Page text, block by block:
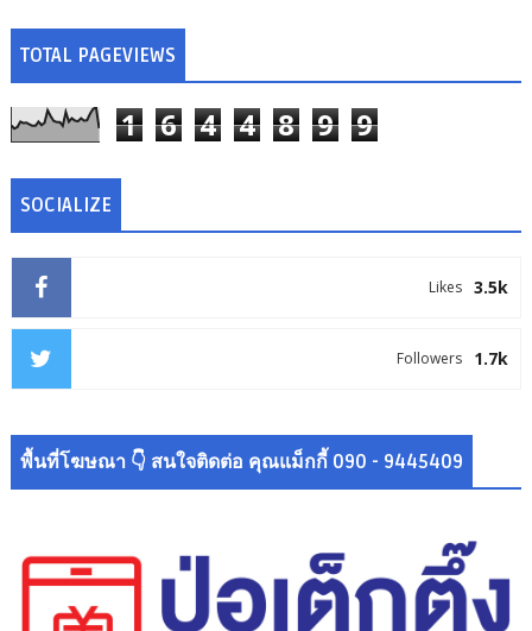
TOTAL PAGEVIEWS
1 6 4 4 8 9 9
SOCIALIZE
3.5k
Likes
1.7k
Followers
พื้นที่โฆษณา 👇 สนใจติดต่อ คุณแม็กกี้ 090 - 9445409